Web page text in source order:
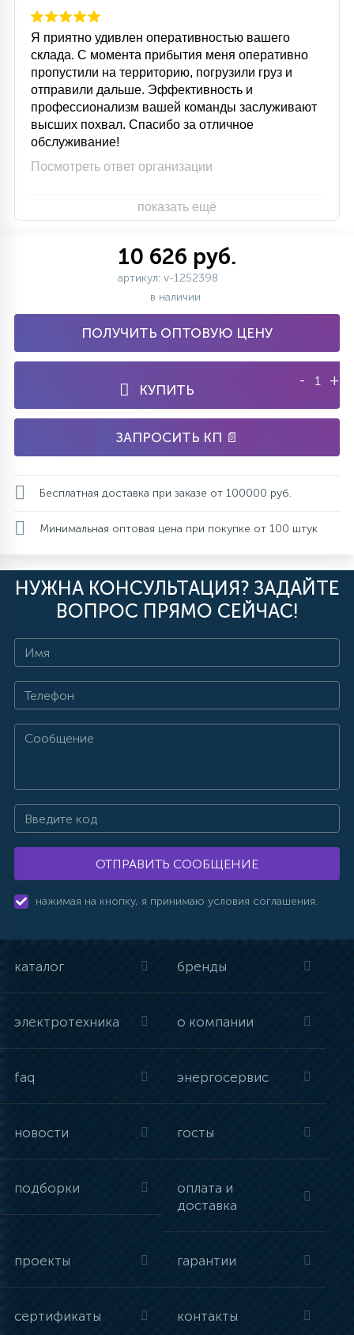
Я приятно удивлен оперативностью вашего
склада. С момента прибытия меня оперативно
пропустили на территорию, погрузили груз и
отправили дальше. Эффективность и
профессионализм вашей команды заслуживают
высших похвал. Спасибо за отличное
обслуживание!
Посмотреть ответ организации
показать ещё
10 626 руб.
артикул: v-1252398
в наличии
ПОЛУЧИТЬ ОПТОВУЮ ЦЕНУ
КУПИТЬ
- +
ЗАПРОСИТЬ КП 📄
Бесплатная доставка при заказе от 100000 руб.
Минимальная оптовая цена при покупке от 100 штук
НУЖНА КОНСУЛЬТАЦИЯ? ЗАДАЙТЕ
ВОПРОС ПРЯМО СЕЙЧАС!
ОТПРАВИТЬ СООБЩЕНИЕ
нажимая на кнопку, я принимаю условия соглашения.
каталог бренды
электротехника о компании
faq энергосервис
новости госты
подборки
оплата и
доставка
проекты гарантии
сертификаты контакты